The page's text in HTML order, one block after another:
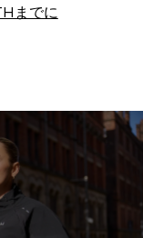
までに